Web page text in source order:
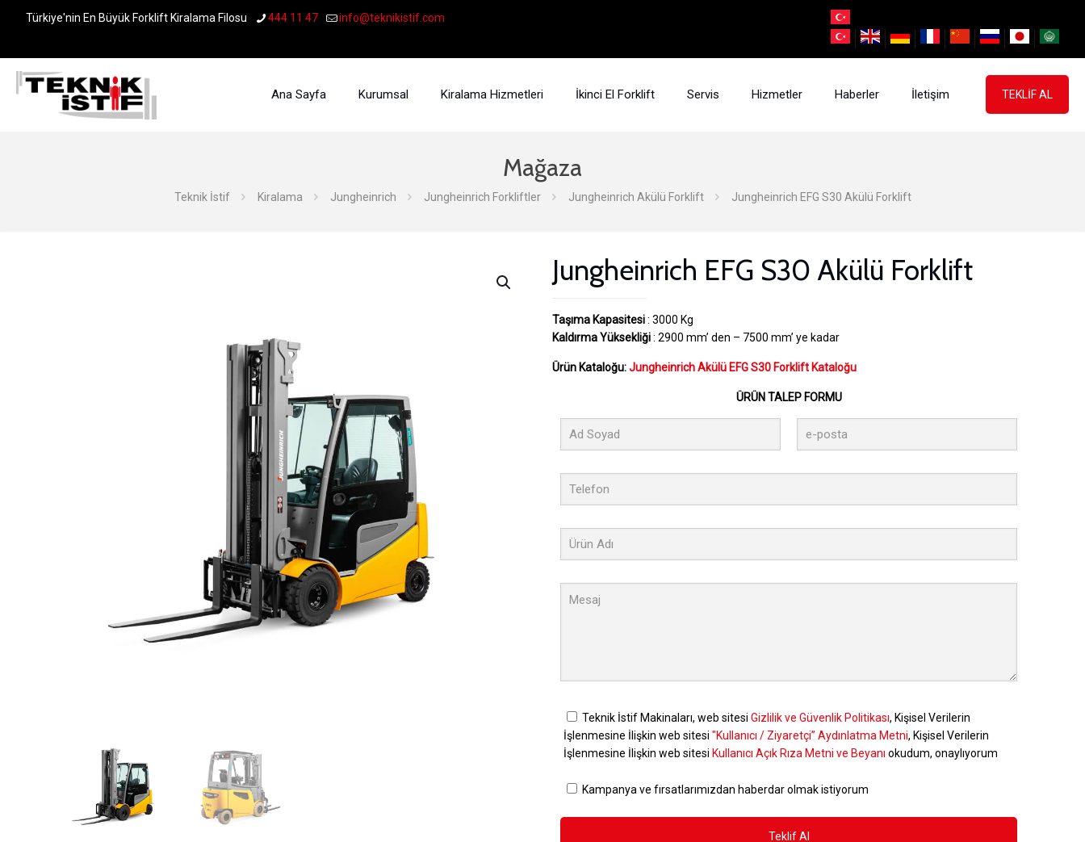
Türkiye'nin En Büyük Forklift Kiralama Filosu 444 11 47 info@teknikistif.com
Ana Sayfa Kurumsal Kiralama Hizmetleri İkinci El Forklift Servis Hizmetler Haberler İletişim TEKLİF AL
Mağaza
Teknik İstif Kiralama Jungheinrich Jungheinrich Forkliftler Jungheinrich Akülü Forklift Jungheinrich EFG S30 Akülü Forklift
Jungheinrich EFG S30 Akülü Forklift
Taşıma Kapasitesi: 3000 Kg
Kaldırma Yüksekliği: 2900 mm’ den – 7500 mm’ ye kadar
Ürün Kataloğu:Jungheinrich Akülü EFG S30 Forklift Kataloğu
ÜRÜN TALEP FORMU
Teknik İstif Makinaları, web sitesi Gizlilik ve Güvenlik Politikası, Kişisel Verilerin
İşlenmesine İlişkin web sitesi "Kullanıcı / Ziyaretçi” Aydınlatma Metni, Kişisel Verilerin
İşlenmesine İlişkin web sitesi Kullanıcı Açık Rıza Metni ve Beyanı okudum, onaylıyorum
Kampanya ve fırsatlarımızdan haberdar olmak istiyorum